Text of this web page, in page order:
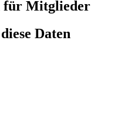
für Mitglieder
Daten